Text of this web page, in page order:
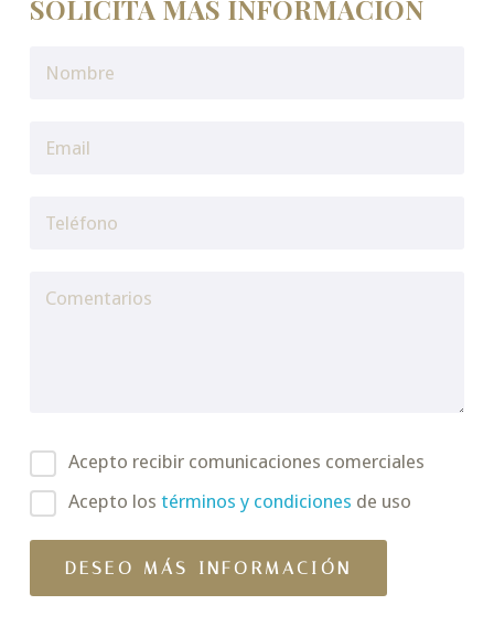
SOLICITA MÁS INFORMACIÓN
Acepto recibir comunicaciones comerciales
Acepto los términos y condiciones de uso